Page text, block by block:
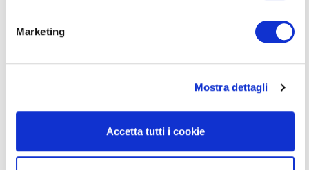
Marketing
Mostra dettagli
Accetta tutti i cookie